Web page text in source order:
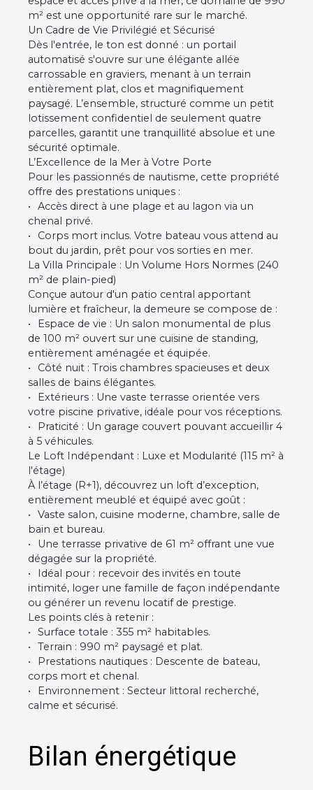
m² est une opportunité rare sur le marché.
Un Cadre de Vie Privilégié et Sécurisé
Dès l'entrée, le ton est donné : un portail
automatisé s'ouvre sur une élégante allée
carrossable en graviers, menant à un terrain
entièrement plat, clos et magnifiquement
paysagé. L’ensemble, structuré comme un petit
lotissement confidentiel de seulement quatre
parcelles, garantit une tranquillité absolue et une
sécurité optimale.
L’Excellence de la Mer à Votre Porte
Pour les passionnés de nautisme, cette propriété
offre des prestations uniques :
Accès direct à une plage et au lagon via un
chenal privé.
Corps mort inclus. Votre bateau vous attend au
bout du jardin, prêt pour vos sorties en mer.
La Villa Principale : Un Volume Hors Normes (240
m² de plain-pied)
Conçue autour d'un patio central apportant
lumière et fraîcheur, la demeure se compose de :
Espace de vie : Un salon monumental de plus
de 100 m² ouvert sur une cuisine de standing,
entièrement aménagée et équipée.
Côté nuit : Trois chambres spacieuses et deux
salles de bains élégantes.
Extérieurs : Une vaste terrasse orientée vers
votre piscine privative, idéale pour vos réceptions.
Praticité : Un garage couvert pouvant accueillir 4
à 5 véhicules.
Le Loft Indépendant : Luxe et Modularité (115 m² à
l'étage)
À l’étage (R+1), découvrez un loft d’exception,
entièrement meublé et équipé avec goût :
Vaste salon, cuisine moderne, chambre, salle de
bain et bureau.
Une terrasse privative de 61 m² offrant une vue
dégagée sur la propriété.
Idéal pour : recevoir des invités en toute
intimité, loger une famille de façon indépendante
ou générer un revenu locatif de prestige.
Les points clés à retenir :
Surface totale : 355 m² habitables.
Terrain : 990 m² paysagé et plat.
Prestations nautiques : Descente de bateau,
corps mort et chenal.
Environnement : Secteur littoral recherché,
calme et sécurisé.
Bilan énergétique